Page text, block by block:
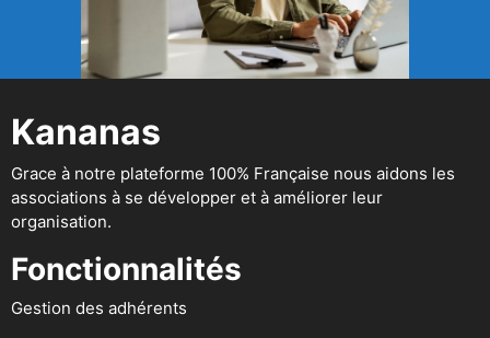
Kananas
Grace à notre plateforme 100% Française nous aidons les
associations à se développer et à améliorer leur
organisation.
Fonctionnalités
Gestion des adhérents